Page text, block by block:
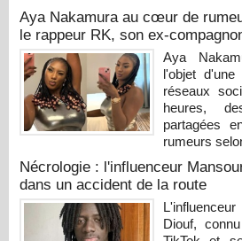
Aya Nakamura au cœur de
le rappeur RK, son ex-
Aya
l'objet
réseaux
heures,
partagées
rumeurs
Nécrologie : l'influenceur
dans un accident de la route
Diouf,